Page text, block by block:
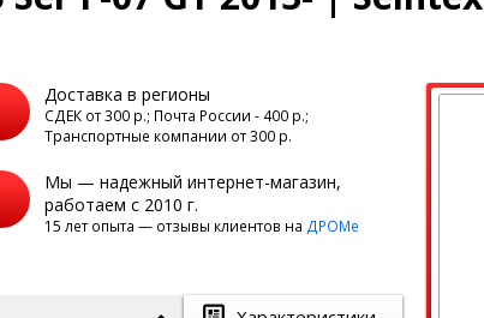
Доставка в регионы
СДЕК от 300 р.; Почта России - 400 р.;
Транспортные компании от 300 р.
Мы — надежный интернет-магазин,
работаем с 2010 г.
15 лет опыта — отзывы клиентов на ДРОМе